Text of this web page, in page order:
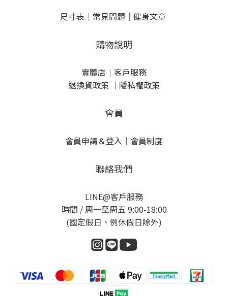
尺寸表 ｜ 常見問題 ｜ 健身文章
購物說明
實體店 ｜ 客戶服務
退換貨政策 ｜ 隱私權政策
會員
會員申請＆登入 ｜ 會員制度
聯絡我們
LINE@客戶服務
時間 / 周一至周五 9:00-18:00
(國定假日、例休假日除外)